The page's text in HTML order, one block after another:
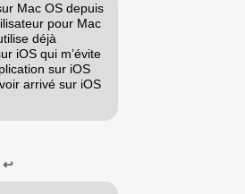
Mac OS depuis
pour Mac
déjà
iOS qui m’évite
sur iOS
arrivé sur iOS
↩